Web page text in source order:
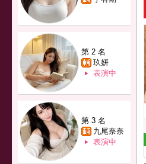
第 2 名
玖妍
表演中
第 3 名
九尾奈奈
表演中